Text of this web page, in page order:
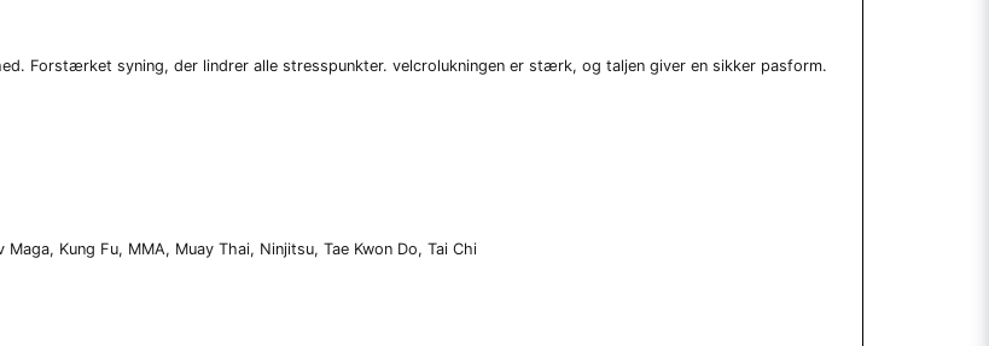
Forstærket syning, der lindrer alle stresspunkter. velcrolukningen er stærk, og taljen giver en sikker pasform.
Kung Fu, MMA, Muay Thai, Ninjitsu, Tae Kwon Do, Tai Chi